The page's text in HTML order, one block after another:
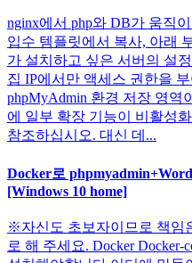
nginx에서 php와 DB가 움직
입수 템플릿에서 복사, 아래
가 설치하고 싶은 서버의 설
집 IP에서만 액세스 권한을
phpMyAdmin 환경 저장 영역
에 일부 확장 기능이 비활성
참조하십시오. 대신 데...
Docker로
[Windows 10 home]
※자신도 초보자이므로 책임
로 해 주세요. Docker